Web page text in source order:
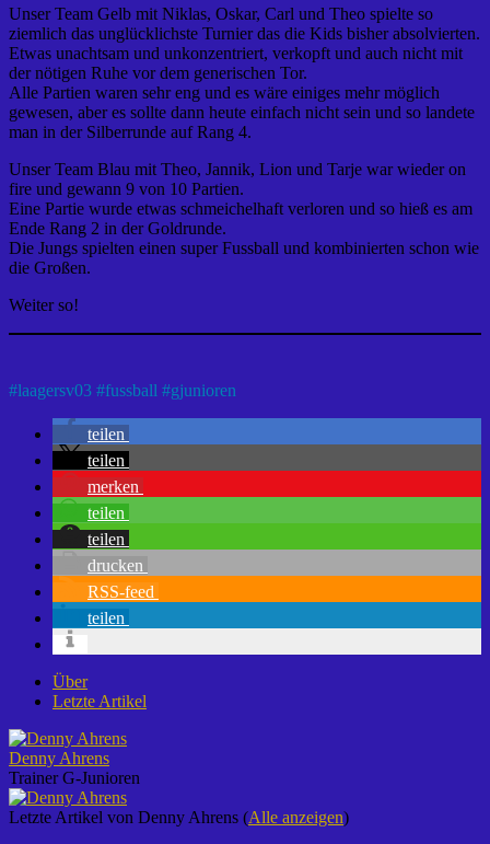
Unser Team Gelb mit Niklas, Oskar, Carl und Theo spielte so
ziemlich das unglücklichste Turnier das die Kids bisher absolvierten.
Etwas unachtsam und unkonzentriert, verkopft und auch nicht mit
der nötigen Ruhe vor dem generischen Tor.
Alle Partien waren sehr eng und es wäre einiges mehr möglich
gewesen, aber es sollte dann heute einfach nicht sein und so landete
man in der Silberrunde auf Rang 4.
Unser Team Blau mit Theo, Jannik, Lion und Tarje war wieder on
fire und gewann 9 von 10 Partien.
Eine Partie wurde etwas schmeichelhaft verloren und so hieß es am
Ende Rang 2 in der Goldrunde.
Die Jungs spielten einen super Fussball und kombinierten schon wie
die Großen.
Weiter so!
#laagersv03 #fussball #gjunioren
teilen
teilen
merken
teilen
teilen
drucken
RSS-feed
teilen
Über
Letzte Artikel
Denny Ahrens
Trainer G-Junioren
Letzte Artikel von Denny Ahrens (Alle anzeigen)